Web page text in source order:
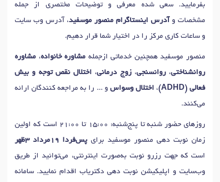
درمان اختلالات اضطرابی و استرس
دکترمشاوره بعد از ازدواجدر اهواز دکتر اختلالات فردی در اهواز
دکتر درمان بیماری های اعصاب و روان بدون دارو در اهواز
دکتر نوروفیدبک در اهواز دکتر وسواس فکری در اهواز
دکتر
دکترنقشه برداری مغز (qeeg) در اهواز
بفرمایید. سعی شده معرفی و توضیحات مختصری از جمله
مشخصات و آدرس اینستاگرام منصور موسفید، آدرس وب سایت
و ساعات کاری مرکز را در اختیار شما قرار دهیم.
منصور موسفید همچنین خدماتی ازجمله مشاوره خانواده، مشاوره
روانشناختی،روانسنجی،زوج درمانی، اختلال نقص توجه و بیش
فعالی (ADHD)
، اختلال وسواس و ... را به مراجعه کنندگان ارائه
می‌کنند.
روزهای حضور شنبه تا پنج‌شنبه: 15:00 تا 21:00 است که اولین
زمان نوبت دهی منصور موسفید برای پس‌فردا 19مرداد 3ظهر
است که جهت رزرو نوبت به‌صورت اینترنتی، می‌توانید از طریق
وب‌سایت و اپلیکیشن نوبت دهی دکتریاب اقدام نمایید. سامانه